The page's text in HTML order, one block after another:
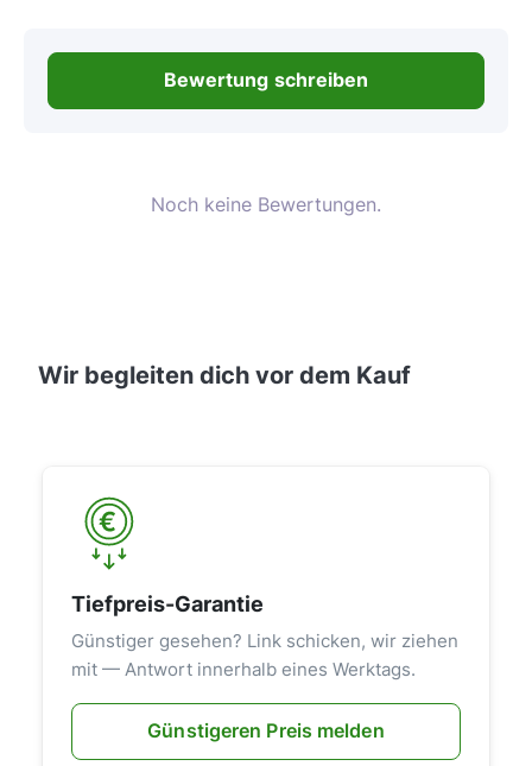
Bewertung schreiben
Noch keine Bewertungen.
Wir begleiten dich vor dem Kauf
Tiefpreis-Garantie
Günstiger gesehen? Link schicken, wir ziehen
mit — Antwort innerhalb eines Werktags.
Günstigeren Preis melden